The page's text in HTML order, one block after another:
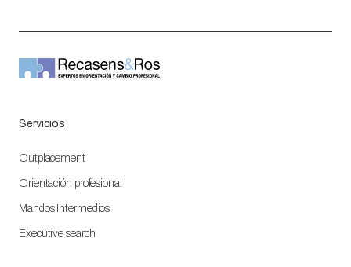
Servicios
Outplacement
Orientación profesional
Mandos Intermedios
Executive search